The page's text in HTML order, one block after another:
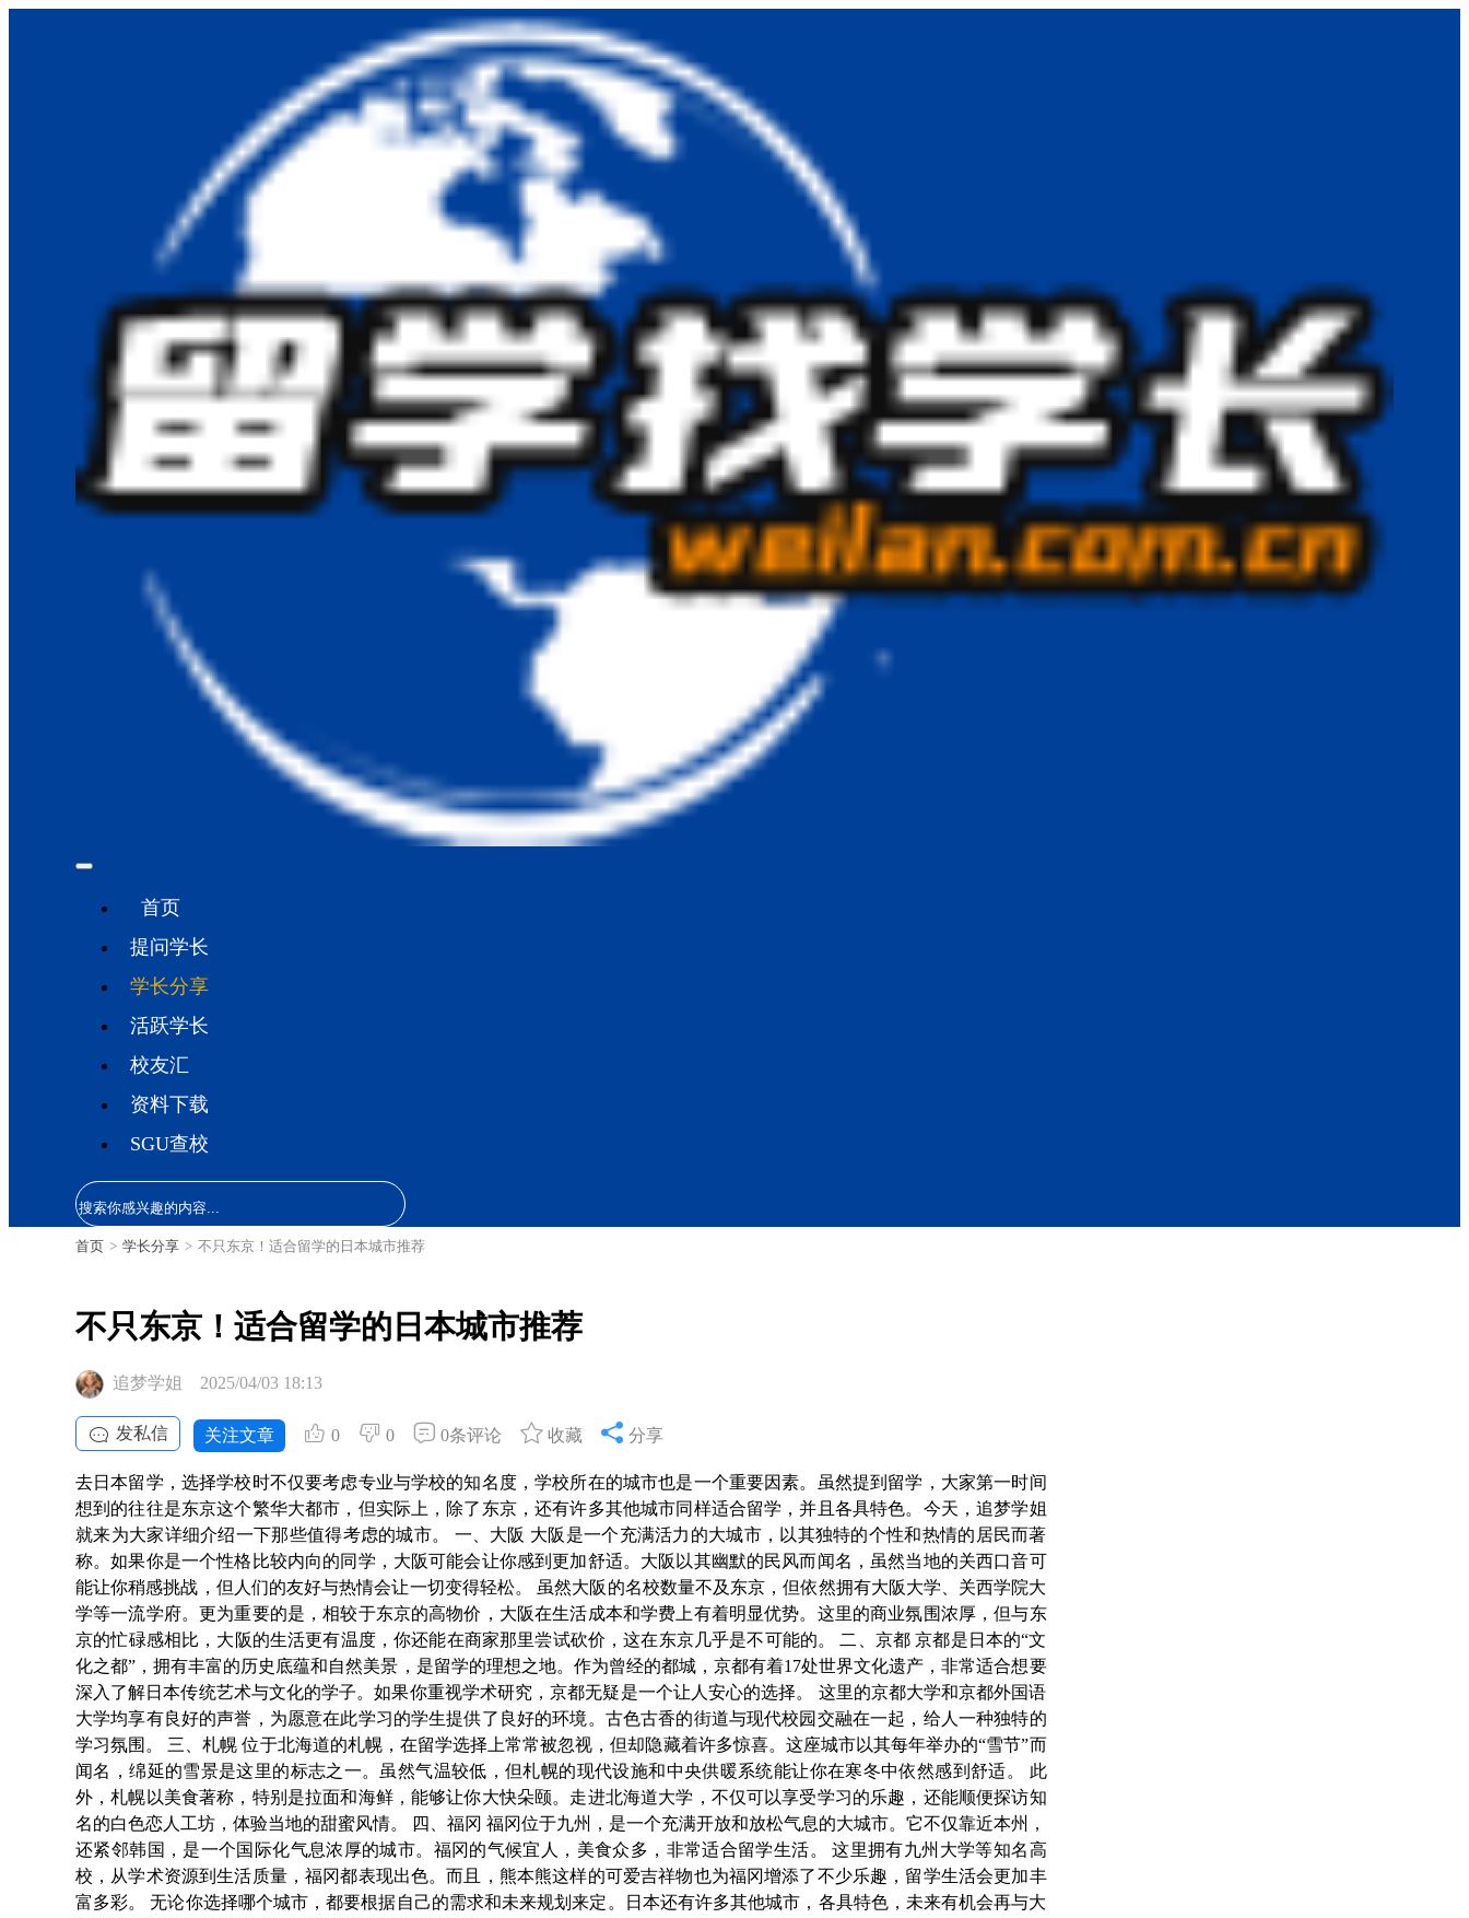
首页
提问学长
学长分享
活跃学长
校友汇
资料下载
SGU查校
首页 > 学长分享 > 不只东京！适合留学的日本城市推荐
不只东京！适合留学的日本城市推荐
追梦学姐 2025/04/03 18:13
发私信 关注文章 0 0 0条评论 收藏 分享
去日本留学，选择学校时不仅要考虑专业与学校的知名度，学校所在的城市也是一个重要因素。虽然提到留学，大家第一时间
想到的往往是东京这个繁华大都市，但实际上，除了东京，还有许多其他城市同样适合留学，并且各具特色。今天，追梦学姐
就来为大家详细介绍一下那些值得考虑的城市。 一、大阪 大阪是一个充满活力的大城市，以其独特的个性和热情的居民而著
称。如果你是一个性格比较内向的同学，大阪可能会让你感到更加舒适。大阪以其幽默的民风而闻名，虽然当地的关西口音可
能让你稍感挑战，但人们的友好与热情会让一切变得轻松。 虽然大阪的名校数量不及东京，但依然拥有大阪大学、关西学院大
学等一流学府。更为重要的是，相较于东京的高物价，大阪在生活成本和学费上有着明显优势。这里的商业氛围浓厚，但与东
京的忙碌感相比，大阪的生活更有温度，你还能在商家那里尝试砍价，这在东京几乎是不可能的。 二、京都 京都是日本的“文
化之都”，拥有丰富的历史底蕴和自然美景，是留学的理想之地。作为曾经的都城，京都有着17处世界文化遗产，非常适合想要
深入了解日本传统艺术与文化的学子。如果你重视学术研究，京都无疑是一个让人安心的选择。 这里的京都大学和京都外国语
大学均享有良好的声誉，为愿意在此学习的学生提供了良好的环境。古色古香的街道与现代校园交融在一起，给人一种独特的
学习氛围。 三、札幌 位于北海道的札幌，在留学选择上常常被忽视，但却隐藏着许多惊喜。这座城市以其每年举办的“雪节”而
闻名，绵延的雪景是这里的标志之一。虽然气温较低，但札幌的现代设施和中央供暖系统能让你在寒冬中依然感到舒适。 此
外，札幌以美食著称，特别是拉面和海鲜，能够让你大快朵颐。走进北海道大学，不仅可以享受学习的乐趣，还能顺便探访知
名的白色恋人工坊，体验当地的甜蜜风情。 四、福冈 福冈位于九州，是一个充满开放和放松气息的大城市。它不仅靠近本州，
还紧邻韩国，是一个国际化气息浓厚的城市。福冈的气候宜人，美食众多，非常适合留学生活。 这里拥有九州大学等知名高
校，从学术资源到生活质量，福冈都表现出色。而且，熊本熊这样的可爱吉祥物也为福冈增添了不少乐趣，留学生活会更加丰
富多彩。 无论你选择哪个城市，都要根据自己的需求和未来规划来定。日本还有许多其他城市，各具特色，未来有机会再与大